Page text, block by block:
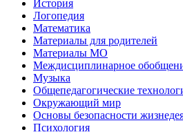
История
Логопедия
Математика
Материалы для родителей
Материалы МО
Междисциплинарное
Музыка
Общепедагогические
Окружающий мир
Основы безопасности
Психология